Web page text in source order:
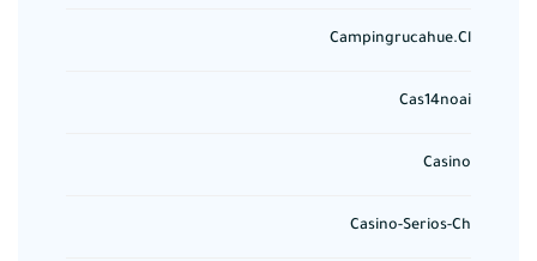
Campingrucahue.cl
Cas14noai
Casino
Casino-Serios-Ch